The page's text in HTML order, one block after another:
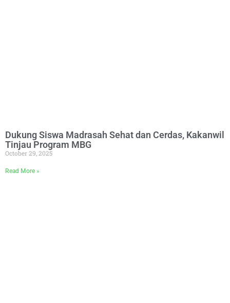
Dukung Siswa Madrasah Sehat dan Cerdas, Kakanwil
Tinjau Program MBG
October 29, 2025
Read More »